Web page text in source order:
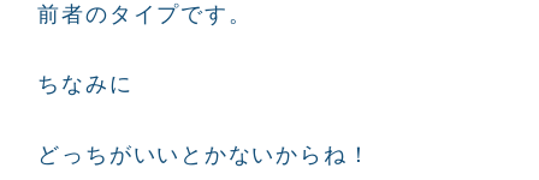
前者のタイプです。
ちなみに
どっちがいいとかないからね！